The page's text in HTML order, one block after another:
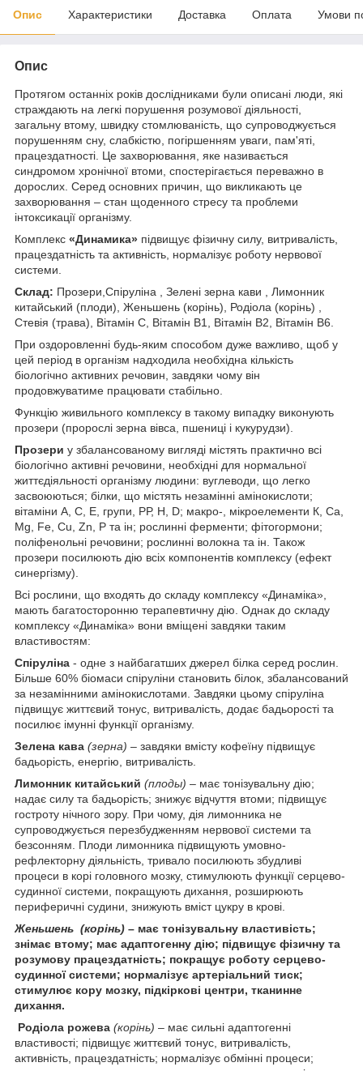
Опис Характеристики Доставка Оплата Умови
Опис
Протягом останніх років дослідниками були описані люди, які
страждають на легкі порушення розумової діяльності,
загальну втому, швидку стомлюваність, що супроводжується
порушенням сну, слабкістю, погіршенням уваги, пам'яті,
працездатності. Це захворювання, яке називається
синдромом хронічної втоми, спостерігається переважно в
дорослих. Серед основних причин, що викликають це
захворювання – стан щоденного стресу та проблеми
інтоксикації організму.
Комплекс «Динамика» підвищує фізичну силу, витривалість,
працездатність та активність, нормалізує роботу нервової
системи.
Склад: Прозери,Спіруліна , Зелені зерна кави , Лимонник
китайський (плоди), Женьшень (корінь), Родіола (корінь) ,
Стевія (трава), Вітамін С, Вітамін В1, Вітамін В2, Вітамін В6.
При оздоровленні будь-яким способом дуже важливо, щоб у
цей період в організм надходила необхідна кількість
біологічно активних речовин, завдяки чому він
продовжуватиме працювати стабільно.
Функцію живильного комплексу в такому випадку виконують
прозери (пророслі зерна вівса, пшениці і кукурудзи).
Прозери у збалансованому вигляді містять практично всі
біологічно активні речовини, необхідні для нормальної
життєдіяльності організму людини: вуглеводи, що легко
засвоюються; білки, що містять незамінні амінокислоти;
вітаміни А, С, Е, групи, РР, Н, D; макро-, мікроелементи К, Са,
Mg, Fe, Cu, Zn, P та ін; рослинні ферменти; фітогормони;
поліфенольні речовини; рослинні волокна та ін. Також
прозери посилюють дію всіх компонентів комплексу (ефект
синергізму).
Всі рослини, що входять до складу комплексу «Динаміка»,
мають багатосторонню терапевтичну дію. Однак до складу
комплексу «Динаміка» вони вміщені завдяки таким
властивостям:
Спіруліна - одне з найбагатших джерел білка серед рослин.
Більше 60% біомаси спіруліни становить білок, збалансований
за незамінними амінокислотами. Завдяки цьому спіруліна
підвищує життєвий тонус, витривалість, додає бадьорості та
посилює імунні функції організму.
Зелена кава (зерна) – завдяки вмісту кофеїну підвищує
бадьорість, енергію, витривалість.
Лимонник китайський (плоды) – має тонізувальну дію;
надає силу та бадьорість; знижує відчуття втоми; підвищує
гостроту нічного зору. При чому, дія лимонника не
супроводжується перезбудженням нервової системи та
безсонням. Плоди лимонника підвищують умовно-
рефлекторну діяльність, тривало посилюють збудливі
процеси в корі головного мозку, стимулюють функції серцево-
судинної системи, покращують дихання, розширюють
периферичні судини, знижують вміст цукру в крові.
Женьшень (корінь) – має тонізувальну властивість;
знімає втому; має адаптогенну дію; підвищує фізичну та
розумову працездатність; покращує роботу серцево-
судинної системи; нормалізує артеріальний тиск;
стимулює кору мозку, підкіркові центри, тканинне
дихання.
Родіола рожева (корінь) – має сильні адаптогенні
властивості; підвищує життєвий тонус, витривалість,
активність, працездатність; нормалізує обмінні процеси;